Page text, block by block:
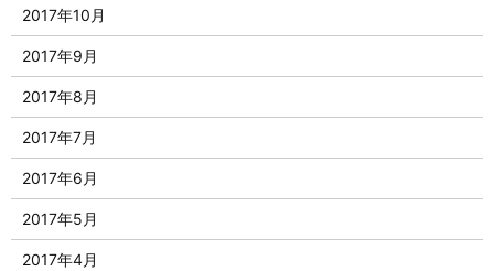
2017年10月
2017年9月
2017年8月
2017年7月
2017年6月
2017年5月
2017年4月